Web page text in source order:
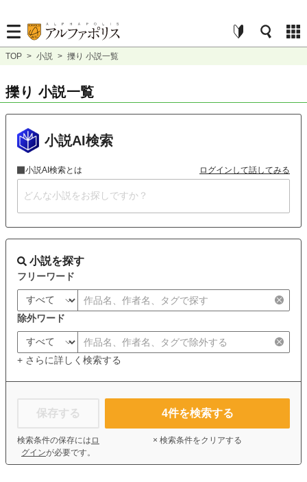
TOP > 小説 > 擽り 小説一覧
擽り 小説一覧
小説AI検索
小説AI検索とは ログインして話してみる
小説を探す
フリーワード
除外ワード
+ さらに詳しく検索する
保存する
検索条件の保存には ロ
グインが必要です。
4件を検索する
× 検索条件をクリアする